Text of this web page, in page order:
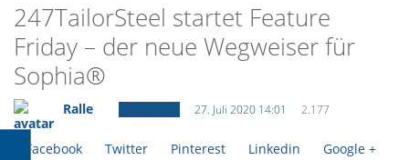
247TailorSteel startet Feature
Friday – der neue Wegweiser für
Sophia®
Ralle 27. Juli 2020 14:01 2.177
Facebook Twitter Pinterest Linkedin
Google +